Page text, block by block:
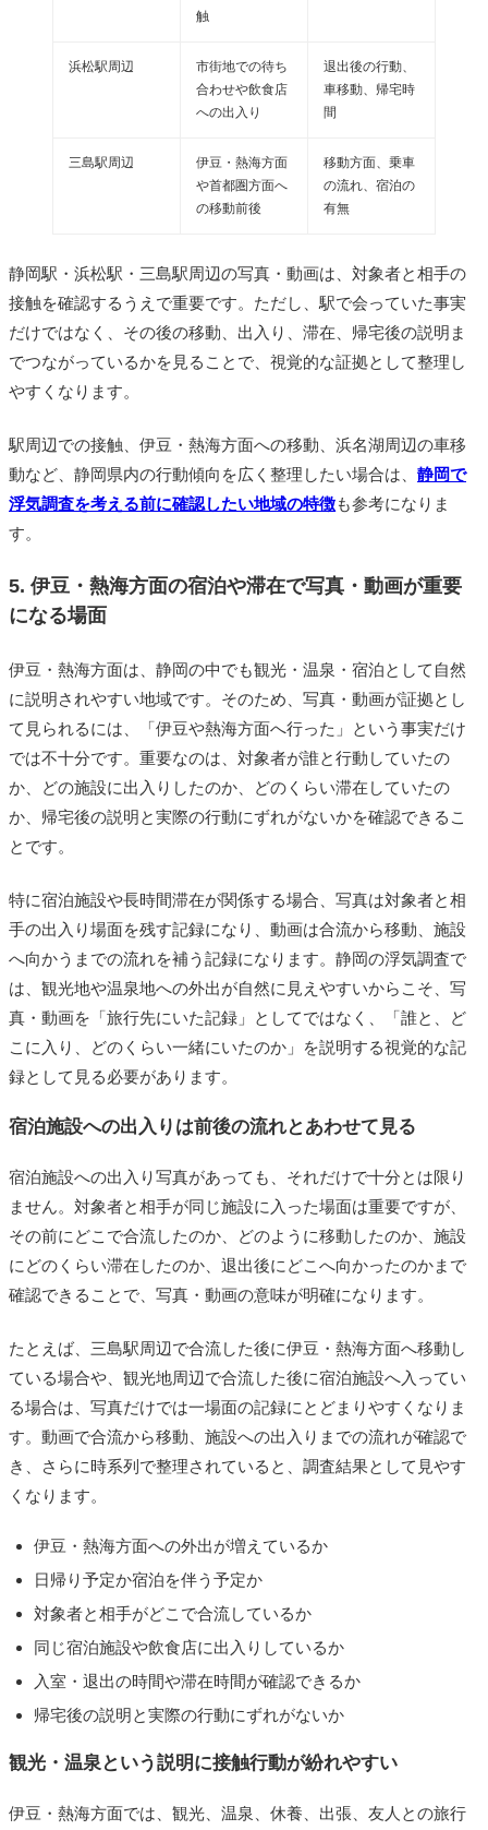
触
浜松駅周辺
市街地での待ち
合わせや飲食店
への出入り
退出後の行動、
車移動、帰宅時
間
三島駅周辺
伊豆・熱海方面
や首都圏方面へ
の移動前後
移動方面、乗車
の流れ、宿泊の
有無
静岡駅・浜松駅・三島駅周辺の写真・動画は、対象者と相手の
接触を確認するうえで重要です。ただし、駅で会っていた事実
だけではなく、その後の移動、出入り、滞在、帰宅後の説明ま
でつながっているかを見ることで、視覚的な証拠として整理し
やすくなります。
駅周辺での接触、伊豆・熱海方面への移動、浜名湖周辺の車移
動など、静岡県内の行動傾向を広く整理したい場合は、 静岡で
浮気調査を考える前に確認したい地域の特徴も参考になりま
す。
5. 伊豆・熱海方面の宿泊や滞在で写真・動画が重要
になる場面
伊豆・熱海方面は、静岡の中でも観光・温泉・宿泊として自然
に説明されやすい地域です。そのため、写真・動画が証拠とし
て見られるには、「伊豆や熱海方面へ行った」という事実だけ
では不十分です。重要なのは、対象者が誰と行動していたの
か、どの施設に出入りしたのか、どのくらい滞在していたの
か、帰宅後の説明と実際の行動にずれがないかを確認できるこ
とです。
特に宿泊施設や長時間滞在が関係する場合、写真は対象者と相
手の出入り場面を残す記録になり、動画は合流から移動、施設
へ向かうまでの流れを補う記録になります。静岡の浮気調査で
は、観光地や温泉地への外出が自然に見えやすいからこそ、写
真・動画を「旅行先にいた記録」としてではなく、「誰と、ど
こに入り、どのくらい一緒にいたのか」を説明する視覚的な記
録として見る必要があります。
宿泊施設への出入りは前後の流れとあわせて見る
宿泊施設への出入り写真があっても、それだけで十分とは限り
ません。対象者と相手が同じ施設に入った場面は重要ですが、
その前にどこで合流したのか、どのように移動したのか、施設
にどのくらい滞在したのか、退出後にどこへ向かったのかまで
確認できることで、写真・動画の意味が明確になります。
たとえば、三島駅周辺で合流した後に伊豆・熱海方面へ移動し
ている場合や、観光地周辺で合流した後に宿泊施設へ入ってい
る場合は、写真だけでは一場面の記録にとどまりやすくなりま
す。動画で合流から移動、施設への出入りまでの流れが確認で
き、さらに時系列で整理されていると、調査結果として見やす
くなります。
伊豆・熱海方面への外出が増えているか
日帰り予定か宿泊を伴う予定か
対象者と相手がどこで合流しているか
同じ宿泊施設や飲食店に出入りしているか
入室・退出の時間や滞在時間が確認できるか
帰宅後の説明と実際の行動にずれがないか
観光・温泉という説明に接触行動が紛れやすい
伊豆・熱海方面では、観光、温泉、休養、出張、友人との旅行